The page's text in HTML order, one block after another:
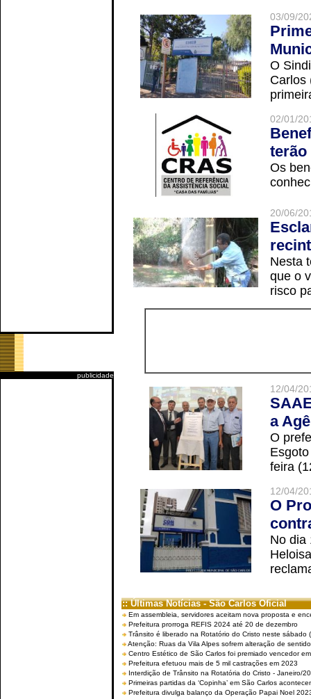
publicidade
03/09/
O
Carlos
02/01/
terão
Os
20/06/
Nesta
que o
risco
12/04/
a
O
feira
12/04/
O
No dia
:: Últimas Notícias - São Carlos Oficial
Em assembleia, servidores aceitam nova proposta e
Prefeitura prorroga REFIS 2024 até 20 de dezembro
Trânsito é liberado na Rotatório do Cristo neste sábado
Atenção: Ruas da Vila Alpes sofrem alteração de
Centro Estético de São Carlos foi premiado vencedor
Prefeitura efetuou mais de 5 mil castrações em 2023
Interdição de Trânsito na Rotatória do Cristo - Janeiro/
Primeiras partidas da ‘Copinha’ em São Carlos
Prefeitura divulga balanço da Operação Papai Noel